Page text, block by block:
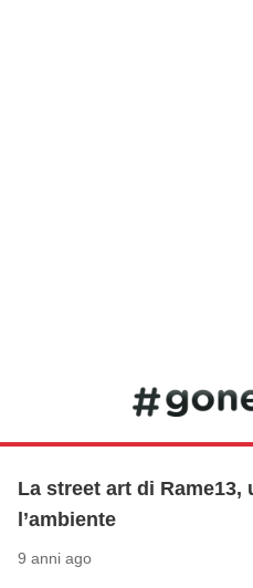
La street art di Rame13,
l’ambiente
9 anni ago